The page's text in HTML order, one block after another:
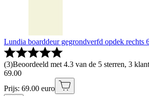
Lundia boarddeur gegrondverfd opdek rechts
(3)Beoordeeld met 4.3 van de 5 sterren, 3
69.00
Prijs: 69.00 euro